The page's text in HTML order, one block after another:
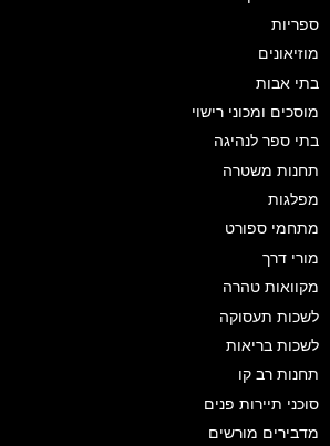
ספריות
מוזיאונים
בתי אבות
מוסכים ומכוני רישוי
בתי ספר לנהיגה
תחנות משטרה
מפלגות
מתחמי ספורט
מורי דרך
מקוואות טהרה
לשכות תעסוקה
לשכות בריאות
תחנות רב קו
סוכני תיירות פנים
מדבירים מורשים